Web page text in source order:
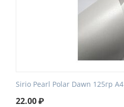
Sirio Pearl Polar Dawn 125гр А4
22.00₽